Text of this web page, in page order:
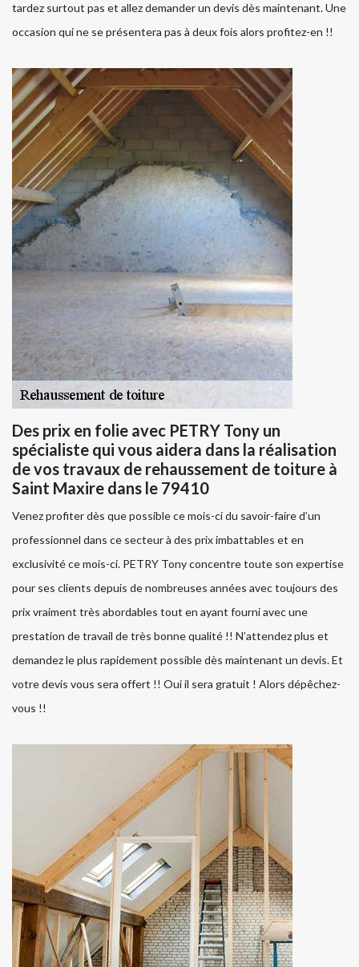
tardez surtout pas et allez demander un devis dès maintenant. Une
occasion qui ne se présentera pas à deux fois alors profitez-en !!
Des prix en folie avec PETRY Tony un
spécialiste qui vous aidera dans la réalisation
de vos travaux de rehaussement de toiture à
Saint Maxire dans le 79410
Venez profiter dès que possible ce mois-ci du savoir-faire d’un
professionnel dans ce secteur à des prix imbattables et en
exclusivité ce mois-ci. PETRY Tony concentre toute son expertise
pour ses clients depuis de nombreuses années avec toujours des
prix vraiment très abordables tout en ayant fourni avec une
prestation de travail de très bonne qualité !! N’attendez plus et
demandez le plus rapidement possible dès maintenant un devis. Et
votre devis vous sera offert !! Oui il sera gratuit ! Alors dépêchez-
vous !!